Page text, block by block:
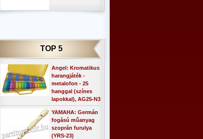
TOP 5
Angel: Kromatikus
harangjáték -
metalofon - 25
hanggal (színes
lapokkal), AG25-N3
YAMAHA: Germán
fogású műanyag
szoprán furulya
(YRS-23)